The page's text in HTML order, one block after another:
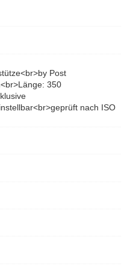
Post
350
nach ISO